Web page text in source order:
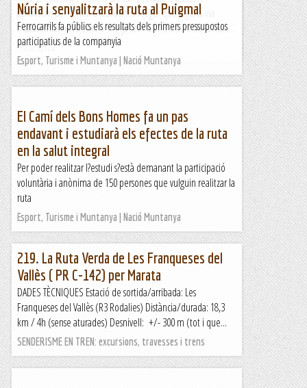
aprofitem per tornar a les Arenes i segur que alguna via
trobarem.En un tres i no res, ja som a peu de via de la Ruta...
Manel&Ita
Núria i senyalitzarà la ruta al Puigmal
Ferrocarrils fa públics els resultats dels primers pressupostos
participatius de la companyia
Esport, Turisme i Muntanya | Nació Muntanya
El Camí dels Bons Homes fa un pas
endavant i estudiarà els efectes de la ruta
en la salut integral
Per poder realitzar l?estudi s?està demanant la participació
voluntària i anònima de 150 persones que vulguin realitzar la
ruta
Esport, Turisme i Muntanya | Nació Muntanya
219. La Ruta Verda de Les Franqueses del
Vallès ( PR C-142) per Marata
DADES TÈCNIQUES Estació de sortida/arribada: Les
Franqueses del Vallès (R3 Rodalies) Distància/durada: 18,3
km / 4h (sense aturades) Desnivell: +/- 300 m (tot i que...
SENDERISME EN TREN: excursions, travesses i trens